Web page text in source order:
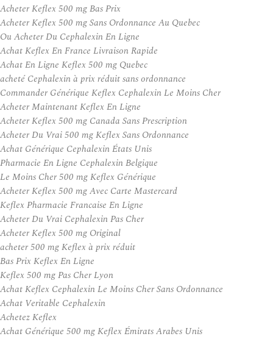
Acheter Keflex 500 mg Bas Prix
Acheter Keflex 500 mg Sans Ordonnance Au Quebec
Ou Acheter Du Cephalexin En Ligne
Achat Keflex En France Livraison Rapide
Achat En Ligne Keflex 500 mg Quebec
acheté Cephalexin à prix réduit sans ordonnance
Commander Générique Keflex Cephalexin Le Moins Cher
Acheter Maintenant Keflex En Ligne
Acheter Keflex 500 mg Canada Sans Prescription
Acheter Du Vrai 500 mg Keflex Sans Ordonnance
Achat Générique Cephalexin États Unis
Pharmacie En Ligne Cephalexin Belgique
Le Moins Cher 500 mg Keflex Générique
Acheter Keflex 500 mg Avec Carte Mastercard
Keflex Pharmacie Francaise En Ligne
Acheter Du Vrai Cephalexin Pas Cher
Acheter Keflex 500 mg Original
acheter 500 mg Keflex à prix réduit
Bas Prix Keflex En Ligne
Keflex 500 mg Pas Cher Lyon
Achat Keflex Cephalexin Le Moins Cher Sans Ordonnance
Achat Veritable Cephalexin
Achetez Keflex
Achat Générique 500 mg Keflex Émirats Arabes Unis